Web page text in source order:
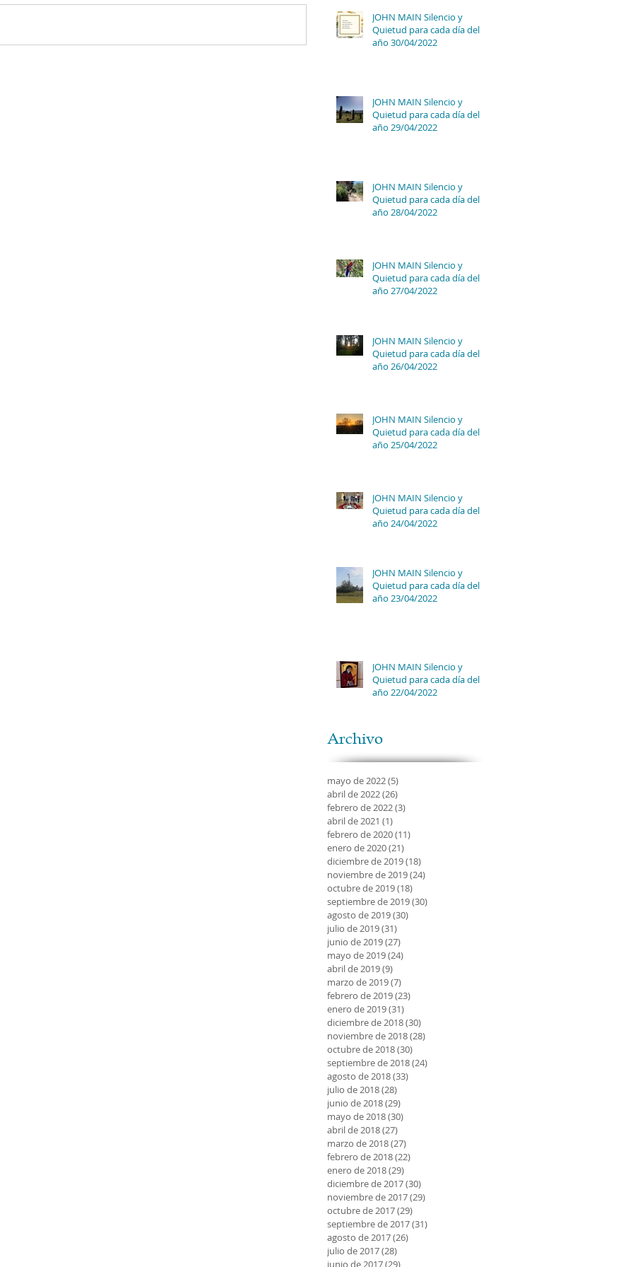
JOHN MAIN Silencio y
Quietud para cada día del
año 30/04/2022
JOHN MAIN Silencio y
Quietud para cada día del
año 29/04/2022
JOHN MAIN Silencio y
Quietud para cada día del
año 28/04/2022
JOHN MAIN Silencio y
Quietud para cada día del
año 27/04/2022
JOHN MAIN Silencio y
Quietud para cada día del
año 26/04/2022
JOHN MAIN Silencio y
Quietud para cada día del
año 25/04/2022
JOHN MAIN Silencio y
Quietud para cada día del
año 24/04/2022
JOHN MAIN Silencio y
Quietud para cada día del
año 23/04/2022
JOHN MAIN Silencio y
Quietud para cada día del
año 22/04/2022
Archivo
mayo de 2022(5)
abril de 2022(26)
febrero de 2022(3)
abril de 2021 (1)
febrero de 2020(11)
enero de 2020(21)
diciembre de 2019(18)
noviembre de 2019(24)
octubre de 2019(18)
septiembre de 2019(30)
agosto de 2019(30)
julio de 2019(31)
junio de 2019(27)
mayo de 2019(24)
abril de 2019(9)
marzo de 2019(7)
febrero de 2019(23)
enero de 2019(31)
diciembre de 2018(30)
noviembre de 2018(28)
octubre de 2018(30)
septiembre de 2018(24)
agosto de 2018(33)
julio de 2018(28)
junio de 2018(29)
mayo de 2018(30)
abril de 2018(27)
marzo de 2018(27)
febrero de 2018(22)
enero de 2018(29)
diciembre de 2017(30)
noviembre de 2017(29)
octubre de 2017(29)
septiembre de 2017(31)
agosto de 2017(26)
julio de 2017(28)
junio de 2017(29)